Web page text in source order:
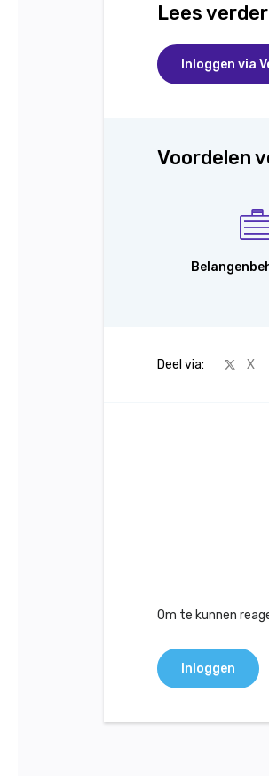
Lees
Inloggen via
Voordelen
Deel via: X
Om te kunnen
Inloggen